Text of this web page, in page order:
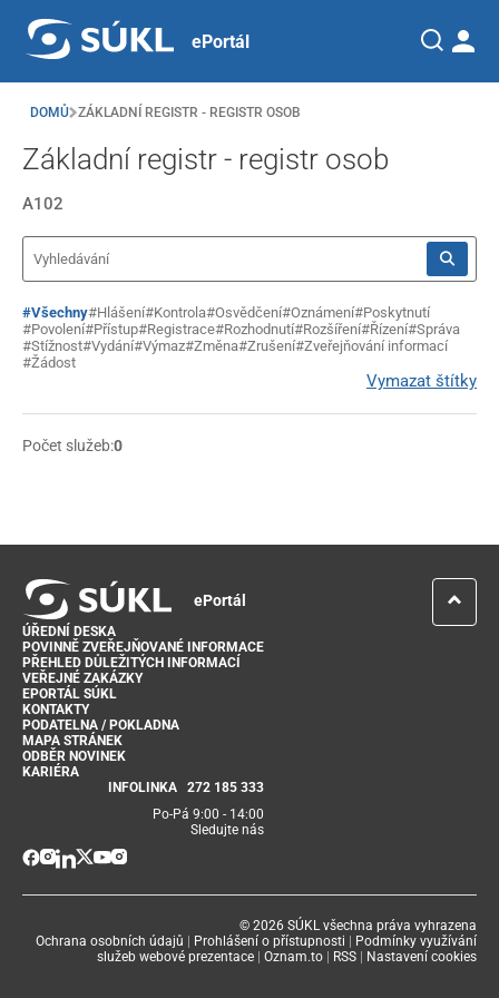
ePortál
DOMŮ ZÁKLADNÍ REGISTR - REGISTR OSOB
Základní registr - registr osob
A102
#Všechny#Hlášení#Kontrola#Osvědčení#Oznámení#Poskytnutí
#Povolení#Přístup#Registrace#Rozhodnutí#Rozšíření#Řízení#Správa
#Stížnost#Vydání#Výmaz#Změna#Zrušení#Zveřejňování informací
#Žádost
Vymazat štítky
Počet služeb:0
ePortál
ÚŘEDNÍ DESKA
POVINNĚ ZVEŘEJŇOVANÉ INFORMACE
PŘEHLED DŮLEŽITÝCH INFORMACÍ
VEŘEJNÉ ZAKÁZKY
EPORTÁL SÚKL
KONTAKTY
PODATELNA / POKLADNA
MAPA STRÁNEK
ODBĚR NOVINEK
KARIÉRA
INFOLINKA
272 185 333
Po-Pá 9:00 - 14:00
Sledujte nás
© 2026 SÚKL všechna práva vyhrazena
Ochrana osobních údajů
Prohlášení o přístupnosti
Podmínky využívání
služeb webové prezentace
Oznam.to RSS Nastavení cookies